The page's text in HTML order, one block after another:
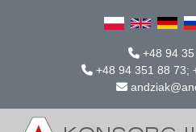
+48 94
+48 94 351 88 73;